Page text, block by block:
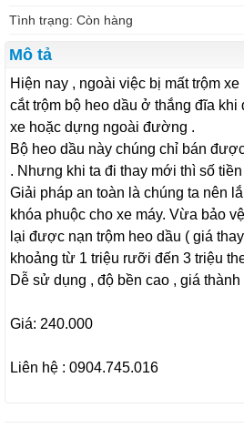
Tình trạng: Còn hàng
Mô tả
Hiện nay , ngoài việc bị mất trộm
cắt trộm bộ heo dầu ở thắng đĩa
xe hoặc dựng ngoài đường .
Bộ heo dầu này chúng chỉ bán
. Nhưng khi ta đi thay mới thì số
Giải pháp an toàn là chúng ta nên
khóa phuộc cho xe máy. Vừa bảo
lại được nạn trộm heo dầu ( giá
khoảng từ 1 triệu rưỡi đến 3 triệu
Dễ sử dụng , độ bền cao , giá thành
Giá: 240.000
Liên hệ : 0904.745.016